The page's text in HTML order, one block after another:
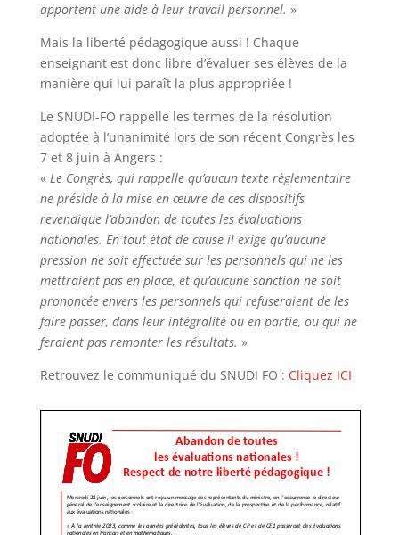
apportent une aide à leur travail personnel. »
Mais la liberté pédagogique aussi ! Chaque
enseignant est donc libre d’évaluer ses élèves de la
manière qui lui paraît la plus appropriée !
Le SNUDI-FO rappelle les termes de la résolution
adoptée à l’unanimité lors de son récent Congrès les
7 et 8 juin à Angers :
« Le Congrès, qui rappelle qu’aucun texte règlementaire
ne préside à la mise en œuvre de ces dispositifs
revendique l’abandon de toutes les évaluations
nationales. En tout état de cause il exige qu’aucune
pression ne soit effectuée sur les personnels qui ne les
mettraient pas en place, et qu’aucune sanction ne soit
prononcée envers les personnels qui refuseraient de les
faire passer, dans leur intégralité ou en partie, ou qui ne
feraient pas remonter les résultats. »
Retrouvez le communiqué du SNUDI FO : Cliquez ICI